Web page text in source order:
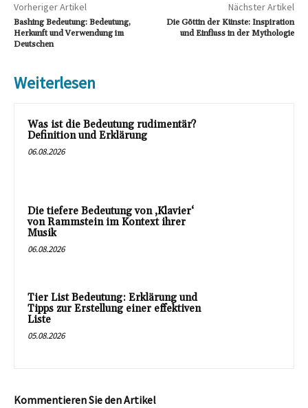
Vorheriger Artikel
Bashing Bedeutung: Bedeutung,
Herkunft und Verwendung im
Deutschen
Nächster Artikel
Die Göttin der Künste: Inspiration
und Einfluss in der Mythologie
Weiterlesen
Was ist die Bedeutung rudimentär?
Definition und Erklärung
06.08.2026
Die tiefere Bedeutung von ‚Klavier‘
von Rammstein im Kontext ihrer
Musik
06.08.2026
Tier List Bedeutung: Erklärung und
Tipps zur Erstellung einer effektiven
Liste
05.08.2026
Kommentieren Sie den Artikel